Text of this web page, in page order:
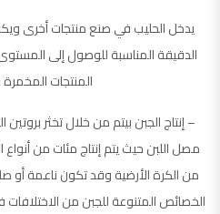
يدخل الحليب في صنع منتجات أخرى
الدقيقة المناسبة للوصول إلى
المنتجات
– إنتاج الجبن بيتم من خلال تخثر
مصل اللبن حيث يتم إنتاج مئات من
من الكرة الأرضية وقد تكون ناعمة أو
الخصائص المتنوعة للجبن من الاختلافات